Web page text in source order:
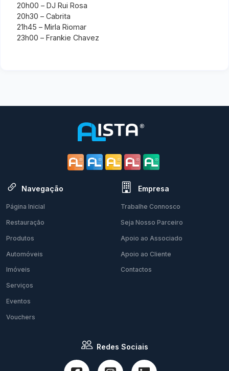
20h00 – DJ Rui Rosa
20h30 – Cabrita
21h45 – Mirla Riomar
23h00 – Frankie Chavez
Navegação
Página Inicial
Restauração
Produtos
Automóveis
Imóveis
Serviços
Eventos
Vouchers
Empresa
Trabalhe Connosco
Seja Nosso Parceiro
Apoio ao Associado
Apoio ao Cliente
Contactos
Redes Sociais